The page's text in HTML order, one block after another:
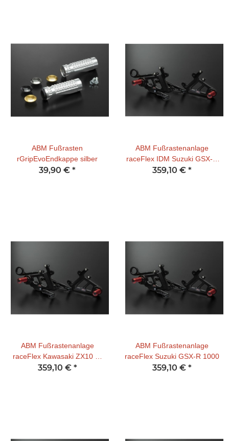
ABM Fußrasten
rGripEvoEndkappe silber
39,90 € *
ABM Fußrastenanlage
raceFlex IDM Suzuki GSX-R
1000
359,10 € *
ABM Fußrastenanlage
raceFlex Kawasaki ZX10 R/
RR
359,10 € *
ABM Fußrastenanlage
raceFlex Suzuki GSX-R 1000
359,10 € *